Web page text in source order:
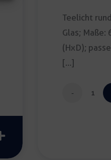
Teelicht
Glas; Maße:
(HxD);
[…]